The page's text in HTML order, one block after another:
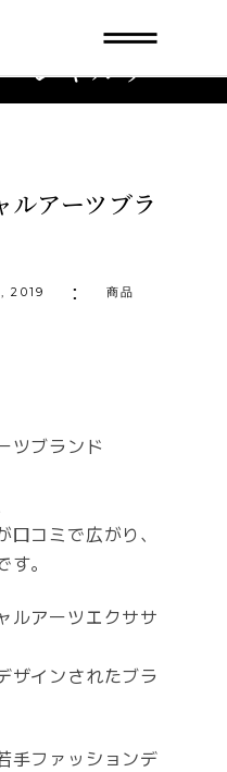
シャルア
FLOWER
ルアーツブラ
2019 商品
ツブランド
コミで広がり、
。
ルアーツエクササ
ザインされたブラ
手ファッションデ